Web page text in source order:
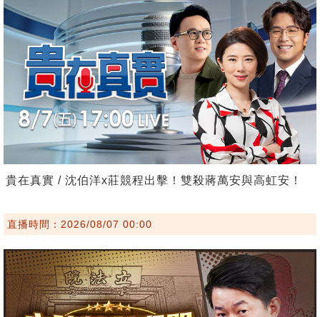
貴在真實 / 沈伯洋x莊競程出擊！雙殺蔣萬安與高虹安！
直播時間：2026/08/07 00:00